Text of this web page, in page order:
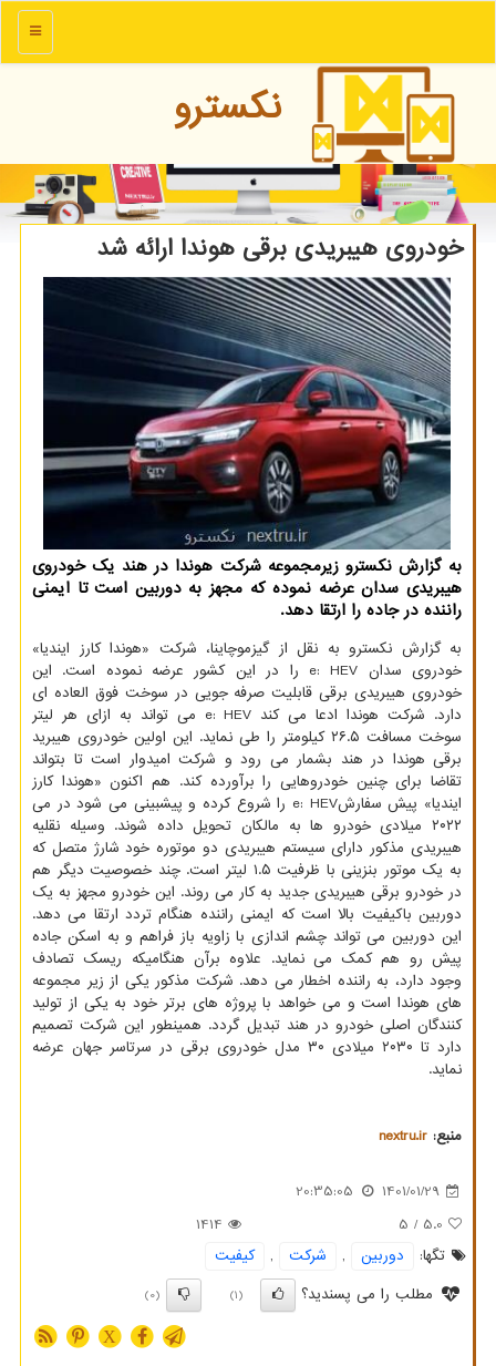
منو
نكسترو
خودروی هیبریدی برقی هوندا ارائه شد
به گزارش نکسترو زیرمجموعه شرکت هوندا در هند یک خودروی
هیبریدی سدان عرضه نموده که مجهز به دوربین است تا ایمنی
راننده در جاده را ارتقا دهد.
به گزارش نکسترو به نقل از گیزموچاینا، شرکت «هوندا کارز ایندیا»
خودروی سدان e: HEV را در این کشور عرضه نموده است. این
خودروی هیبریدی برقی قابلیت صرفه جویی در سوخت فوق العاده ای
دارد. شرکت هوندا ادعا می کند e: HEV می تواند به ازای هر لیتر
سوخت مسافت ۲۶.۵ کیلومتر را طی نماید. این اولین خودروی هیبرید
برقی هوندا در هند بشمار می رود و شرکت امیدوار است تا بتواند
تقاضا برای چنین خودروهایی را برآورده کند. هم اکنون «هوندا کارز
ایندیا» پیش سفارشe: HEV را شروع کرده و پیشبینی می شود در می
۲۰۲۲ میلادی خودرو ها به مالکان تحویل داده شوند. وسیله نقلیه
هیبریدی مذکور دارای سیستم هیبریدی دو موتوره خود شارژ متصل که
به یک موتور بنزینی با ظرفیت ۱.۵ لیتر است. چند خصوصیت دیگر هم
در خودرو برقی هیبریدی جدید به کار می روند. این خودرو مجهز به یک
دوربین باکیفیت بالا است که ایمنی راننده هنگام تردد ارتقا می دهد.
این دوربین می تواند چشم اندازی با زاویه باز فراهم و به اسکن جاده
پیش رو هم کمک می نماید. علاوه برآن هنگامیکه ریسک تصادف
وجود دارد، به راننده اخطار می دهد. شرکت مذکور یکی از زیر مجموعه
های هوندا است و می خواهد با پروژه های برتر خود به یکی از تولید
کنندگان اصلی خودرو در هند تبدیل گردد. همینطور این شرکت تصمیم
دارد تا ۲۰۳۰ میلادی ۳۰ مدل خودروی برقی در سرتاسر جهان عرضه
نماید.
منبع: nextru.ir
1401/01/29
20:35:05
5.0
/ 5
1414
تگها:
دوربین , شركت ,
كیفیت
مطلب را می پسندید؟
(1)
(0)
X